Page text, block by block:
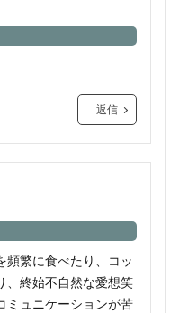
返信
頻繁に食べたり、コッ
、終始不自然な愛想笑
ミュニケーションが苦